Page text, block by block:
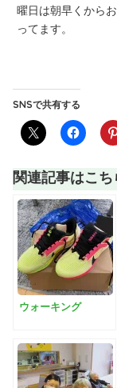
曜日は朝早くから
ってます。
SNSで共有する
関連記事はこち
ウォーキング